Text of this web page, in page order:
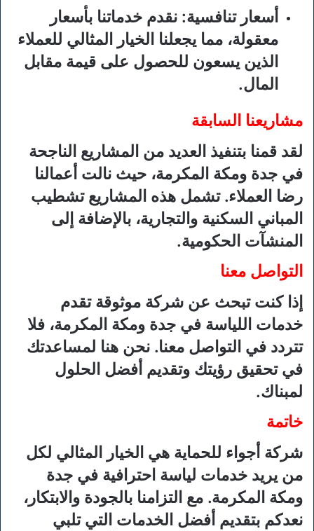
أسعار تنافسية: نقدم خدماتنا بأسعار
معقولة، مما يجعلنا الخيار المثالي للعملاء
الذين يسعون للحصول على قيمة مقابل
المال.
مشاريعنا السابقة
لقد قمنا بتنفيذ العديد من المشاريع الناجحة
في جدة ومكة المكرمة، حيث نالت أعمالنا
رضا العملاء. تشمل هذه المشاريع تشطيب
المباني السكنية والتجارية، بالإضافة إلى
المنشآت الحكومية.
التواصل معنا
إذا كنت تبحث عن شركة موثوقة تقدم
خدمات اللياسة في جدة ومكة المكرمة، فلا
تتردد في التواصل معنا. نحن هنا لمساعدتك
في تحقيق رؤيتك وتقديم أفضل الحلول
لمبناك.
خاتمة
شركة أجواء للحماية هي الخيار المثالي لكل
من يريد خدمات لياسة احترافية في جدة
ومكة المكرمة. مع التزامنا بالجودة والابتكار،
نعدكم بتقديم أفضل الخدمات التي تلبي